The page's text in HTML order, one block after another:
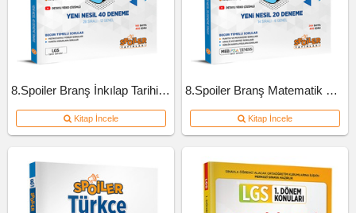
8.Spoiler Branş İnkılap Tarihi Ve Atatürkçülük Deneme
Kitap İncele
8.Spoiler Branş Matematik Deneme
Kitap İncele